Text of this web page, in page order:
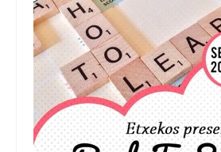
Sobre nosotros
Contacto